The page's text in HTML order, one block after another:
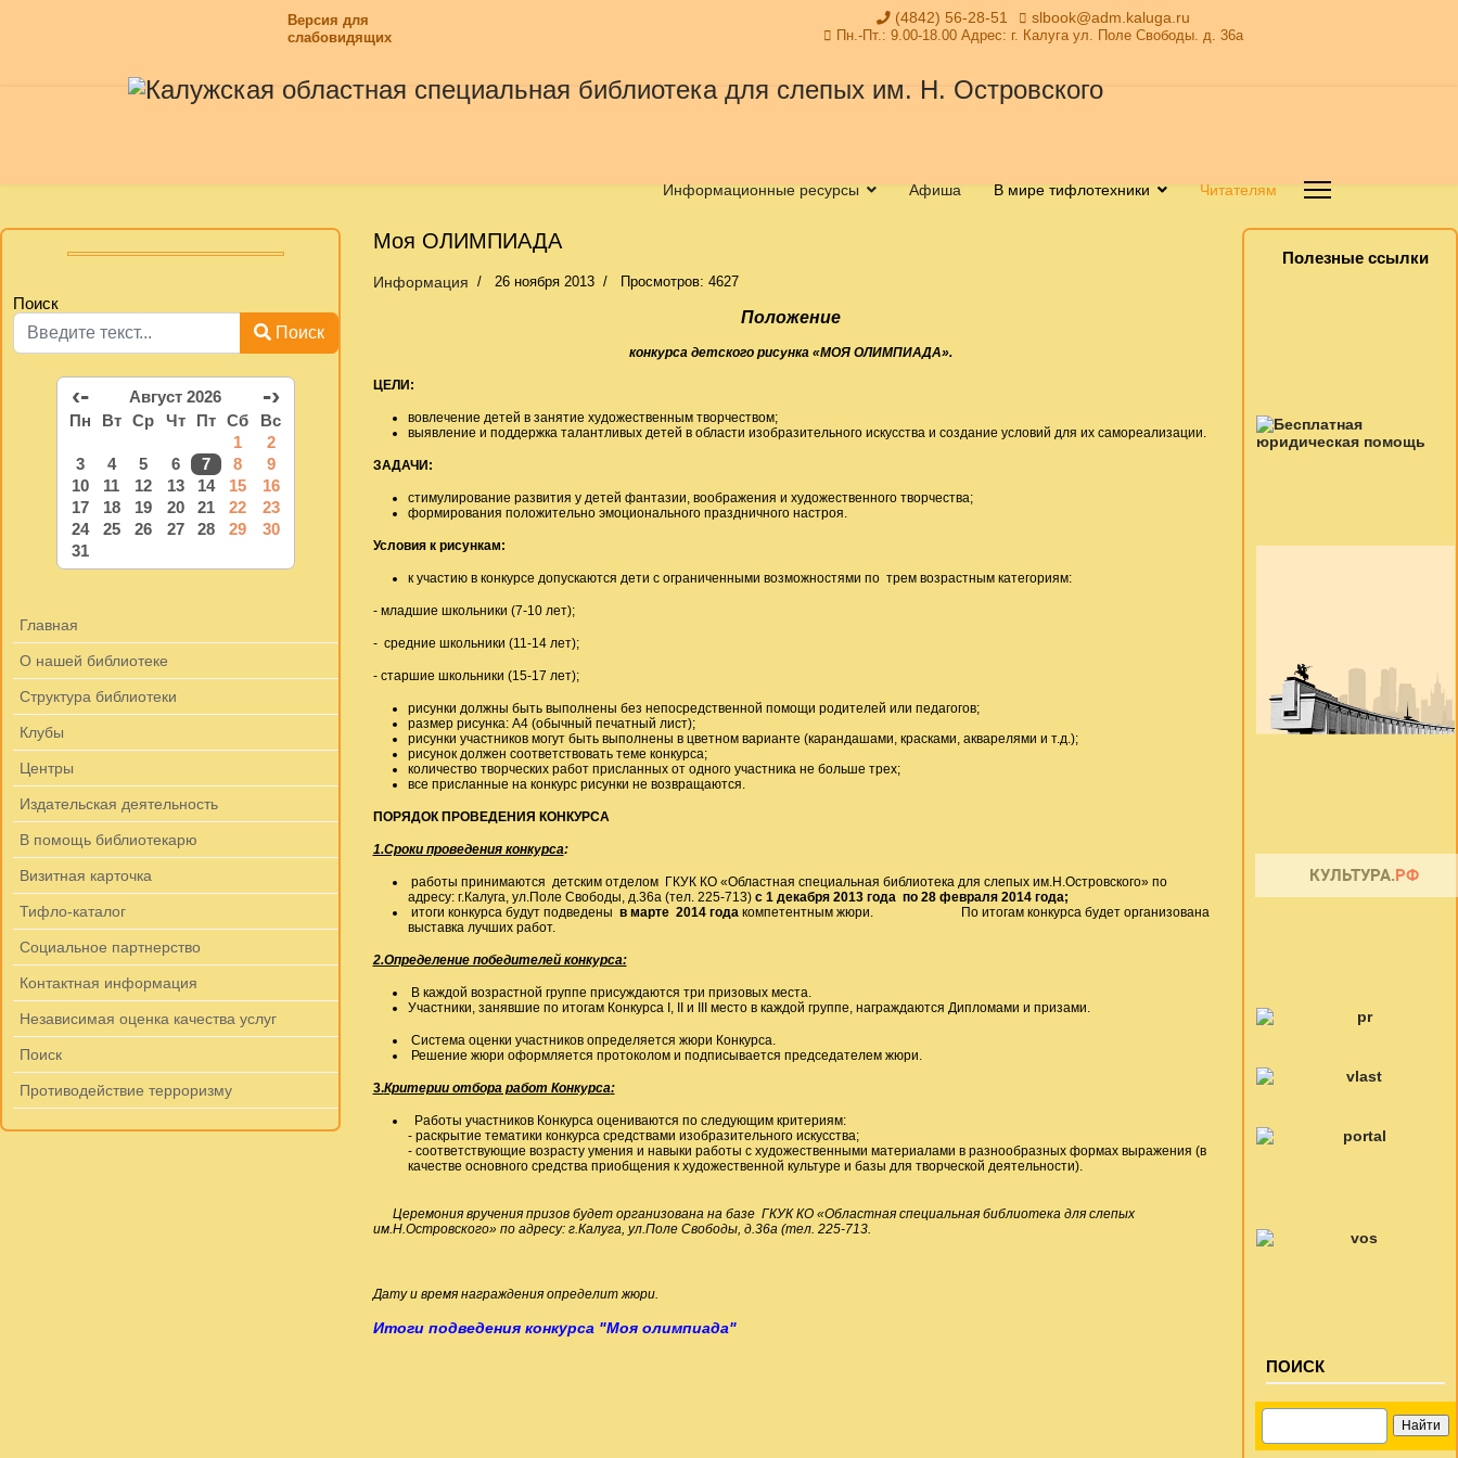
Версия для
слабовидящих
(4842) 56-28-51 slbook@adm.kaluga.ru
Пн.-Пт.: 9.00-18.00 Адрес: г. Калуга ул. Поле Свободы. д. 36а
Информационные ресурсы Афиша В мире тифлотехники Читателям
Поиск
Поиск
‹- Август 2026 -›
Пн Вт Ср Чт Пт Сб
Вс
1
2
3
4 5 6 7 8
9
10
11 12 13 14 15
16
17
18 19 20 21 22
23
24
25 26 27 28 29
30
31
Главная
О нашей библиотеке
Структура библиотеки
Клубы
Центры
Издательская деятельность
В помощь библиотекарю
Визитная карточка
Тифло-каталог
Социальное партнерство
Контактная информация
Независимая оценка качества услуг
Поиск
Противодействие терроризму
Моя ОЛИМПИАДА
Информация 26 ноября 2013 Просмотров: 4627
Положение
конкурса детского рисунка «МОЯ ОЛИМПИАДА».
ЦЕЛИ:
вовлечение детей в занятие художественным творчеством;
выявление и поддержка талантливых детей в области изобразительного искусства и создание условий для их самореализации.
ЗАДАЧИ:
стимулирование развития у детей фантазии, воображения и художественного творчества;
формирования положительно эмоционального праздничного настроя.
Условия к рисункам:
к участию в конкурсе допускаются дети с ограниченными возможностями по трем возрастным категориям:
- младшие школьники (7-10 лет);
- средние школьники (11-14 лет);
- старшие школьники (15-17 лет);
рисунки должны быть выполнены без непосредственной помощи родителей или педагогов;
размер рисунка: А4 (обычный печатный лист);
рисунки участников могут быть выполнены в цветном варианте (карандашами, красками, акварелями и т.д.);
рисунок должен соответствовать теме конкурса;
количество творческих работ присланных от одного участника не больше трех;
все присланные на конкурс рисунки не возвращаются.
ПОРЯДОК ПРОВЕДЕНИЯ КОНКУРСА
1.Сроки проведения конкурса:
работы принимаются детским отделом ГКУК КО «Областная специальная библиотека для слепых им.Н.Островского» по
адресу: г.Калуга, ул.Поле Свободы, д.36а (тел. 225-713) с 1 декабря 2013 года по 28 февраля 2014 года;
итоги конкурса будут подведены в марте 2014 годакомпетентным жюри. По итогам конкурса будет организована
выставка лучших работ.
2.Определение победителей конкурса:
В каждой возрастной группе присуждаются три призовых места.
Участники, занявшие по итогам Конкурса I, II и III место в каждой группе, награждаются Дипломами и призами.
Система оценки участников определяется жюри Конкурса.
Решение жюри оформляется протоколом и подписывается председателем жюри.
3.Критерии отбора работ Конкурса:
Работы участников Конкурса оцениваются по следующим критериям:
- раскрытие тематики конкурса средствами изобразительного искусства;
- соответствующие возрасту умения и навыки работы с художественными материалами в разнообразных формах выражения (в
качестве основного средства приобщения к художественной культуре и базы для творческой деятельности).
Церемония вручения призов будет организована на базе ГКУК КО «Областная специальная библиотека для слепых
им.Н.Островского» по адресу: г.Калуга, ул.Поле Свободы, д.36а (тел. 225-713.
Дату и время награждения определит жюри.
Итоги подведения конкурса "Моя олимпиада"
Полезные ссылки
ПОИСК